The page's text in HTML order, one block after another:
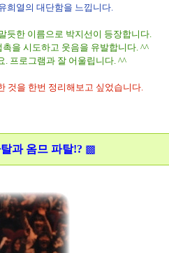
희열의 대단함을 느낍니다.
듯한 이름으로 박지선이 등장합니다.
을 시도하고 웃음을 유발합니다. ^^
프로그램과 잘 어울립니다. ^^
것을 한번 정리해보고 싶었습니다.
과 옴므 파탈!? ▩